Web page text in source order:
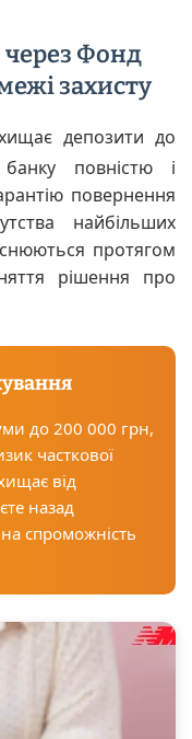
через Фонд
захисту
депозити до
повністю і
повернення
найбільших
протягом
рішення про
до 200 000 грн,
часткової
від
назад
спроможність